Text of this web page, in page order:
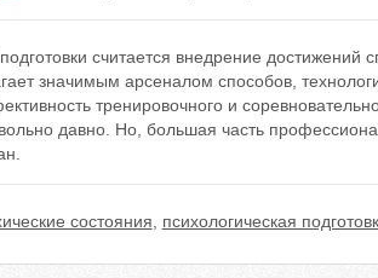
считается внедрение достижений
значимым арсеналом способов,
тренировочного и
давно. Но, большая часть
состояния психологическая